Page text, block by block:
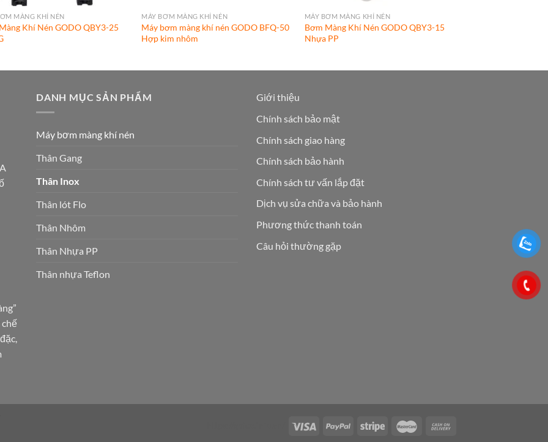
MÀNG KHÍ NÉN
Khí Nén GODO QBY3-25
MÁY BƠM MÀNG KHÍ NÉN
Máy bơm màng khí nén GODO BFQ-50
Hợp kim nhôm
MÁY BƠM MÀNG KHÍ NÉN
Bơm Màng Khí Nén GODO QBY3-15
Nhựa PP
DANH MỤC SẢN PHẨM
Máy bơm màng khí nén
Thân Gang
Thân Inox
Thân lót Flo
Thân Nhôm
Thân Nhựa PP
Thân nhựa Teflon
Giới thiệu
Chính sách bảo mật
Chính sách giao hàng
Chính sách bảo hành
Chính sách tư vấn lắp đặt
Dịch vụ sửa chữa và bảo hành
Phương thức thanh toán
Câu hỏi thường gặp